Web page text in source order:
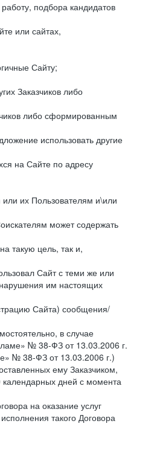
подбора кандидатов
или сайтах,
Сайту;
Заказчиков либо
либо сформированным
использовать другие
на Сайте по адресу
их Пользователям и\или
может содержать
такую цель, так и,
Сайт с теми же или
им настоящих
Сайта) сообщения/
в случае
№ 38-ФЗ от 13.03.2006 г.
№ 38-ФЗ от 13.03.2006 г.)
ему Заказчиком,
дней с момента
на оказание услуг
такого Договора